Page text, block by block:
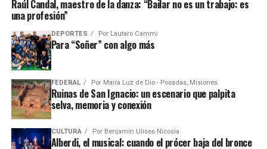
Raúl Candal, maestro de la danza: “Bailar no es un trabajo: es
una profesión”
DEPORTES Por Lautaro Cammi
Para “Soñer” con algo más
FEDERAL Por María Luz de Dio - Posadas, Misiones
Ruinas de San Ignacio: un escenario que palpita
selva, memoria y conexión
CULTURA Por Benjamín Ulises Nicosia
Alberdi, el musical: cuando el prócer baja del bronce